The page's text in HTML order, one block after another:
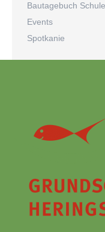
Bautagebuch Schule
Events
Spotkanie